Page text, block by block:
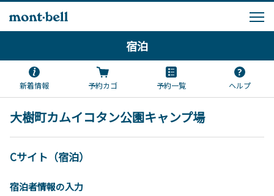
宿泊
新着情報 予約カゴ 予約一覧 ヘルプ
大樹町カムイコタン公園キャンプ場
Cサイト（宿泊）
宿泊者情報の入力